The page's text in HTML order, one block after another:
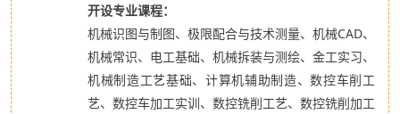
开设专业课程：
机械识图与制图、极限配合与技术测量、机械CAD、
机械常识、电工基础、机械拆装与测绘、金工实习、
机械制造工艺基础、计算机辅助制造、数控车削工
艺、数控车加工实训、数控铣削工艺、数控铣削加工